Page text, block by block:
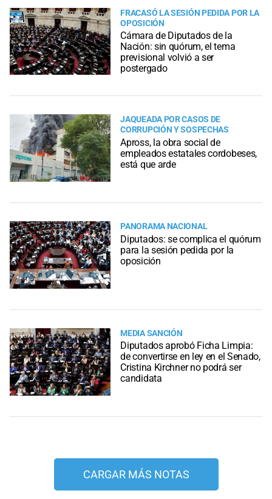
FRACASÓ LA SESIÓN PEDIDA POR LA
OPOSICIÓN
Cámara de Diputados de la
Nación: sin quórum, el tema
previsional volvió a ser
postergado
JAQUEADA POR CASOS DE
CORRUPCIÓN Y SOSPECHAS
Apross, la obra social de
empleados estatales cordobeses,
está que arde
PANORAMA NACIONAL
Diputados: se complica el quórum
para la sesión pedida por la
oposición
MEDIA SANCIÓN
Diputados aprobó Ficha Limpia:
de convertirse en ley en el Senado,
Cristina Kirchner no podrá ser
candidata
CARGAR MÁS NOTAS